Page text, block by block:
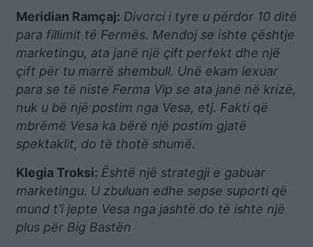
Meridian Ramçaj: Divorci i tyre u përdor 10 ditë
para fillimit të Fermës. Mendoj se ishte çështje
marketingu, ata janë një çift perfekt dhe një
çift për tu marrë shembull. Unë ekam lexuar
para se të niste Ferma Vip se ata janë në krizë,
nuk u bë një postim nga Vesa, etj. Fakti që
mbrëmë Vesa ka bërë një postim gjatë
spektaklit, do të thotë shumë.
Klegia Troksi: Është një strategji e gabuar
marketingu. U zbuluan edhe sepse suporti që
mund t’i jepte Vesa nga jashtë do të ishte një
plus për Big Bastën